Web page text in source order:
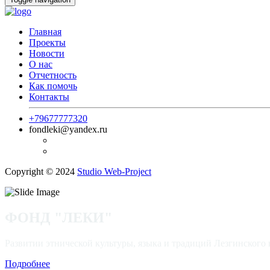
Главная
Проекты
Новости
О нас
Отчетность
Как помочь
Контакты
+79677777320
fondleki@yandex.ru
Copyright © 2024 Studio Web-Project
Подробнее